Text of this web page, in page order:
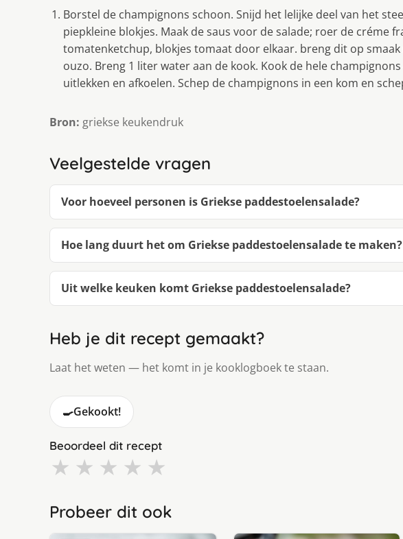
Borstel de champignons schoon. Snijd het lelijke deel van het
piepkleine blokjes. Maak de saus voor de salade; roer de créme
tomatenketchup, blokjes tomaat door elkaar. breng dit op
ouzo. Breng 1 liter water aan de kook. Kook de hele
uitlekken en afkoelen. Schep de champignons in een kom en
Bron: griekse keukendruk
Veelgestelde vragen
Voor hoeveel personen is Griekse paddestoelensalade?
Hoe lang duurt het om Griekse paddestoelensalade te maken?
Uit welke keuken komt Griekse paddestoelensalade?
Heb je dit recept gemaakt?
Laat het weten — het komt in je kooklogboek te staan.
🍳Gekookt!
Beoordeel dit recept
★ ★ ★ ★ ★
Probeer dit ook